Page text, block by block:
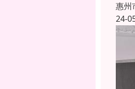
惠州
24-